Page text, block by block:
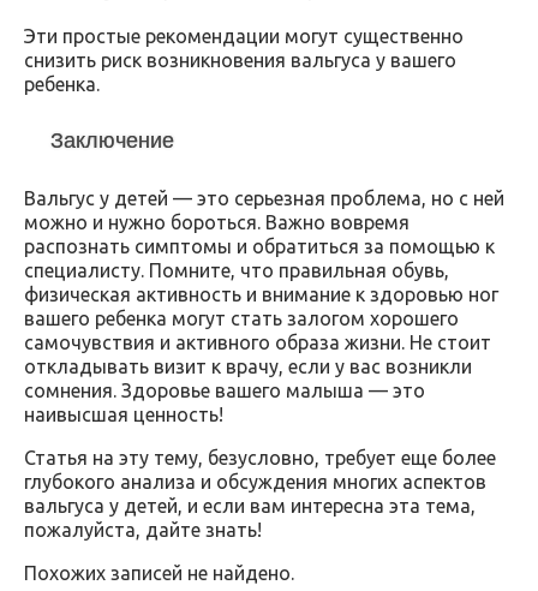
Эти простые рекомендации могут существенно
снизить риск возникновения вальгуса у вашего
ребенка.
Заключение
Вальгус у детей — это серьезная проблема, но с ней
можно и нужно бороться. Важно вовремя
распознать симптомы и обратиться за помощью к
специалисту. Помните, что правильная обувь,
физическая активность и внимание к здоровью ног
вашего ребенка могут стать залогом хорошего
самочувствия и активного образа жизни. Не стоит
откладывать визит к врачу, если у вас возникли
сомнения. Здоровье вашего малыша — это
наивысшая ценность!
Статья на эту тему, безусловно, требует еще более
глубокого анализа и обсуждения многих аспектов
вальгуса у детей, и если вам интересна эта тема,
пожалуйста, дайте знать!
Похожих записей не найдено.